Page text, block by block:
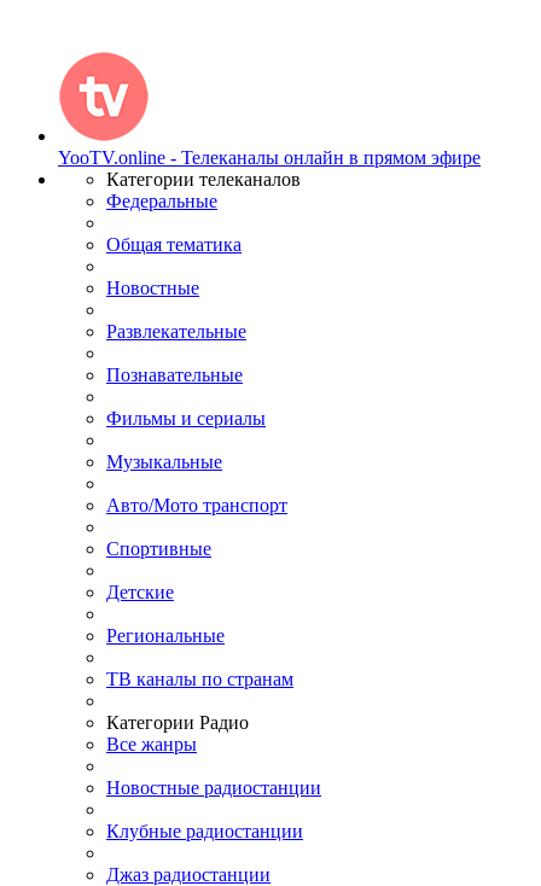
YooTV.online - Телеканалы онлайн в прямом эфире
Категории телеканалов
Федеральные
Общая тематика
Новостные
Развлекательные
Познавательные
Фильмы и сериалы
Музыкальные
Авто/Мото транспорт
Спортивные
Детские
Региональные
ТВ каналы по странам
Категории Радио
Все жанры
Новостные радиостанции
Клубные радиостанции
Джаз радиостанции